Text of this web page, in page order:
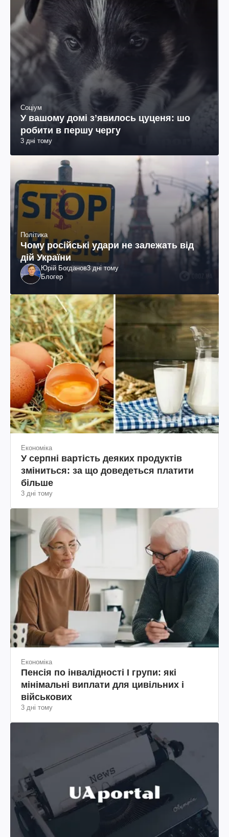
Соціум
У вашому домі зʼявилось цуценя: шо
робити в першу чергу
3 дні тому
Політика
Чому російські удари не залежать від
дій України
Юрій Богданов3 дні тому
Блогер
Економіка
У серпні вартість деяких продуктів
зміниться: за що доведеться платити
більше
3 дні тому
Економіка
Пенсія по інвалідності I групи: які
мінімальні виплати для цивільних і
військових
3 дні тому